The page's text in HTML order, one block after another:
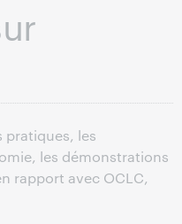
pratiques, les
les démonstrations
rapport avec OCLC,